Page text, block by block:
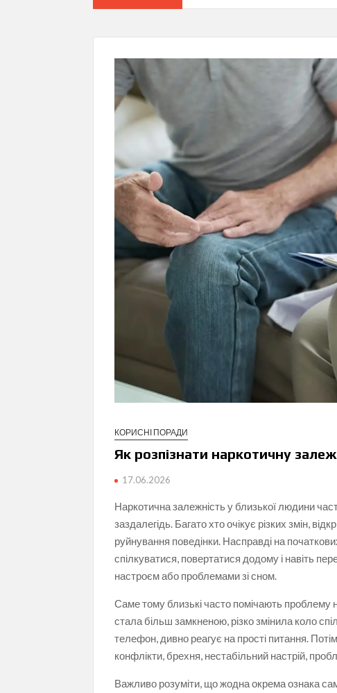
КОРИСНІ ПОРАДИ
Як розпізнати наркотичну
17.06.2026
Наркотична залежність у близької людини
заздалегідь. Багато хто очікує різких змін,
руйнування поведінки. Насправді на
спілкуватися, повертатися додому і навіть
настроєм або проблемами зі сном.
Саме тому близькі часто помічають проблему
стала більш замкненою, різко змінила коло
телефон, дивно реагує на прості питання.
конфлікти, брехня, нестабільний настрій,
Важливо розуміти, що жодна окрема ознака